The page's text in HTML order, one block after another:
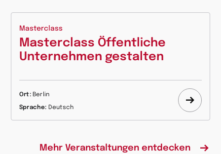
Masterclass
Masterclass Öffentliche
Unternehmen gestalten
Ort: Berlin
Sprache: Deutsch
Mehr
Mehr Veranstaltungen entdecken